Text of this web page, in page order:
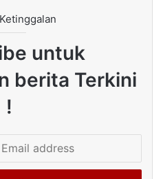
untuk
berita Terkini
!